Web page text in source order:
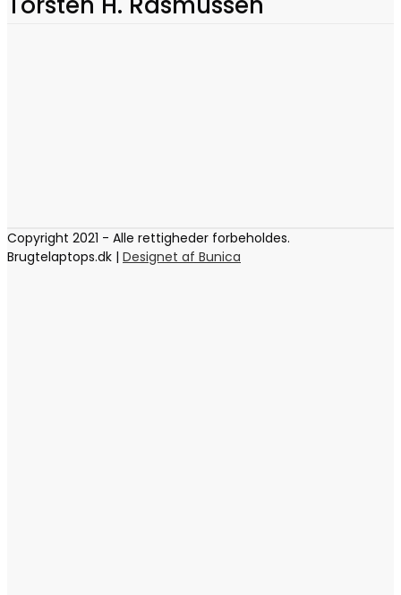
Copyright 2021 - Alle rettigheder forbeholdes.
Brugtelaptops.dk | Designet af Bunica